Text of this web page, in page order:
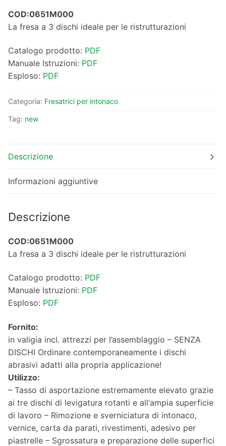
COD:0651M000
La fresa a 3 dischi ideale per le ristrutturazioni
Catalogo prodotto: PDF
Manuale Istruzioni: PDF
Esploso: PDF
Categoria: Fresatrici per intonaco
Tag: new
Descrizione
Informazioni aggiuntive
Descrizione
COD:0651M000
La fresa a 3 dischi ideale per le ristrutturazioni
Catalogo prodotto: PDF
Manuale Istruzioni: PDF
Esploso: PDF
Fornito:
in valigia incl. attrezzi per l’assemblaggio – SENZA
DISCHI Ordinare contemporaneamente i dischi
abrasivi adatti alla propria applicazione!
Utilizzo:
– Tasso di asportazione estremamente elevato grazie
ai tre dischi di levigatura rotanti e all‘ampia superficie
di lavoro – Rimozione e sverniciatura di intonaco,
vernice, carta da parati, rivestimenti, adesivo per
piastrelle – Sgrossatura e preparazione delle superfici